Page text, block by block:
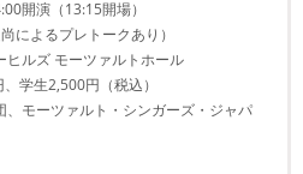
開演（13:15開場）
よるプレトークあり）
ルズ モーツァルトホール
学生2,500円（税込）
、モーツァルト・シンガーズ・ジャパ